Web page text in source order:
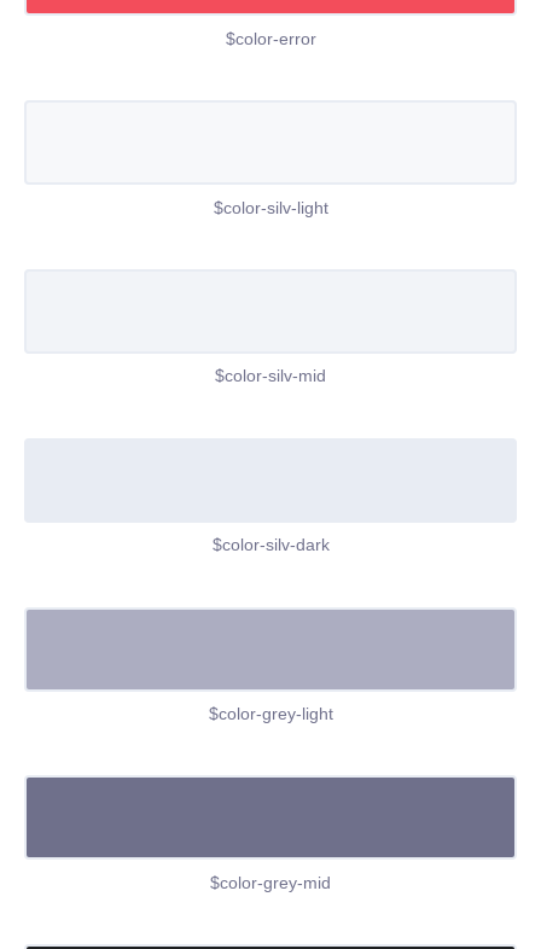
$color-error
$color-silv-light
$color-silv-mid
$color-silv-dark
$color-grey-light
$color-grey-mid